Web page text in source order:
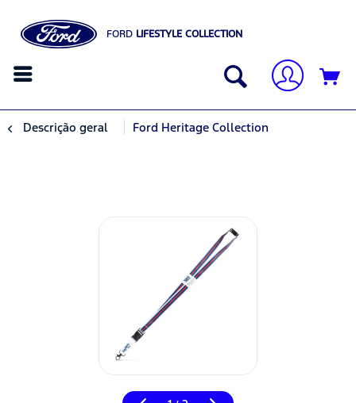
FORD LIFESTYLE COLLECTION
Descrição geral Ford Heritage Collection